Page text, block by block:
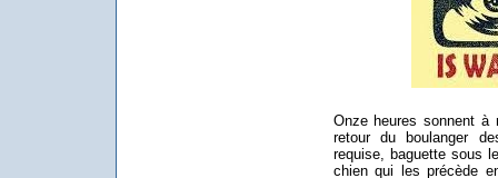
Onze heures sonnent à
retour du boulanger
requise, baguette sous
chien qui les précède